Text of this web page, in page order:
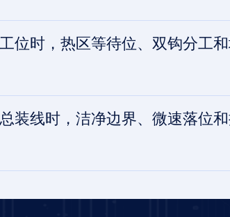
时，热区等待位、双钩分工和地
装线时，洁净边界、微速落位